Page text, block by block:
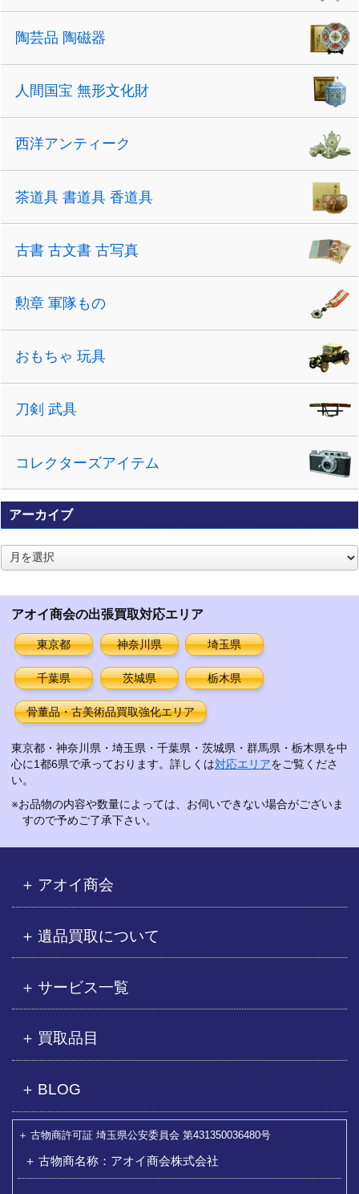
陶芸品 陶磁器
人間国宝 無形文化財
西洋アンティーク
茶道具 書道具 香道具
古書 古文書 古写真
勲章 軍隊もの
おもちゃ 玩具
刀剣 武具
コレクターズアイテム
アーカイブ
ア
ー
アオイ商会の出張買取対応エリア
東京都 神奈川県 埼玉県
千葉県 茨城県 栃木県
骨董品・古美術品買取強化エリア
東京都・神奈川県・埼玉県・千葉県・茨城県・群馬県・栃木県を中
心に1都6県で承っております。詳しくは対応エリアをご覧くださ
い。
※お品物の内容や数量によっては、お伺いできない場合がございま
すので予めご了承下さい。
アオイ商会
遺品買取について
サービス一覧
買取品目
BLOG
古物商許可証 埼玉県公安委員会 第431350036480号
古物商名称：アオイ商会株式会社